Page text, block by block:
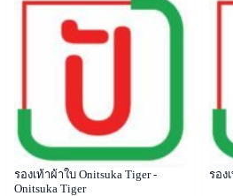
Popular
รองเท้าผ้าใบ Onitsuka Tiger -
Onitsuka Tiger
รอง